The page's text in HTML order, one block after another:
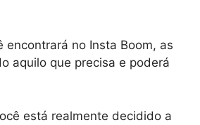
encontrará no Insta Boom, as
aquilo que precisa e poderá
está realmente decidido a